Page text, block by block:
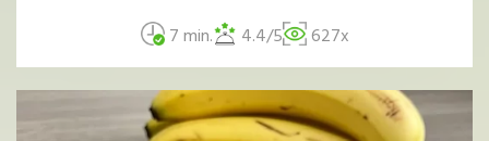
7 min. 4.4/5 627x